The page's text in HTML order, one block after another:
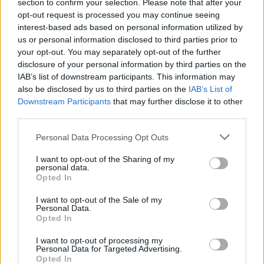
section to confirm your selection. Please note that after your
opt-out request is processed you may continue seeing
interest-based ads based on personal information utilized by
us or personal information disclosed to third parties prior to
your opt-out. You may separately opt-out of the further
disclosure of your personal information by third parties on the
IAB’s list of downstream participants. This information may
also be disclosed by us to third parties on the IAB’s List of
Downstream Participants that may further disclose it to other
Personal Data Processing Opt Outs
I want to opt-out of the Sharing of my
personal data.
Opted In
I want to opt-out of the Sale of my
Personal Data.
Opted In
I want to opt-out of processing my
Personal Data for Targeted Advertising.
Opted In
ΔΕΙΤΕ ΕΠΙΣΗΣ